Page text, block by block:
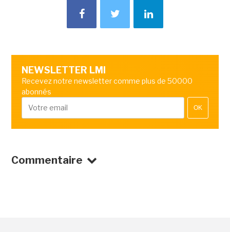
NEWSLETTER LMI
Recevez notre newsletter comme plus de 50000
abonnés
OK
Commentaire